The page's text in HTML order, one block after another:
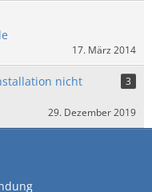
17. März 2014
nicht
3
29. Dezember 2019